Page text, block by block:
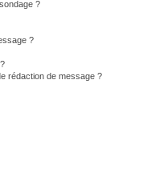
?
?
rédaction de message ?